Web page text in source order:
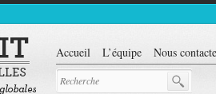
Accueil L’équipe Nous